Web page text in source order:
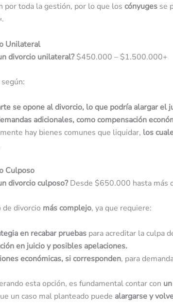
por toda la gestión, por lo que los cónyugesse
Unilateral
divorcio unilateral?$450.000 – $1.500.000+
se opone al divorcio, lo que podría alargar el
adicionales, como compensación
hay bienes comunes que liquidar, los
Culposo
divorcio culposo?Desde $650.000 hasta más
de divorcio más complejo, ya que requiere:
en recabar pruebaspara acreditar la culpa
en juicio y posibles apelaciones.
económicas, si corresponden, para
esta opción, es fundamental contar con
un caso mal planteado puede alargarse y